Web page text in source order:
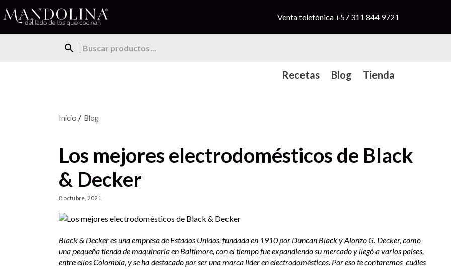
Venta telefónica +57 311 844 9721
Recetas Blog Tienda
Inicio / Blog
Los mejores electrodomésticos de Black
& Decker
8 octubre, 2021
Black & Decker es una empresa de Estados Unidos, fundada en 1910 por Duncan Black y Alonzo G. Decker, como
una pequeña tienda de maquinaria en Baltimore, con el tiempo fue expandiendo su mercado y llegó a varios países,
entre ellos Colombia, y se ha destacado por ser una marca líder en electrodomésticos. Por eso te contaremos cuáles